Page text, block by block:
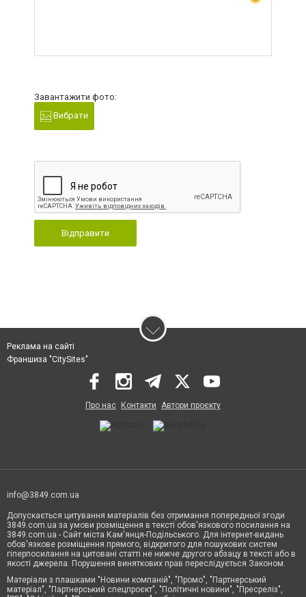
Завантажити фото:
Вибрати
Відправити
Реклама на сайті
Франшиза "CitySites"
Про нас Контакти Автори проєкту
info@3849.com.ua
Допускається цитування матеріалів без отримання попередньої згоди
3849.com.ua за умови розміщення в тексті обов'язкового посилання на
3849.com.ua - Сайт міста Кам'янця-Подільського. Для інтернет-видань
обов'язкове розміщення прямого, відкритого для пошукових систем
гіперпосилання на цитовані статті не нижче другого абзацу в тексті або в
якості джерела. Порушення виняткових прав переслідується Законом.
Матеріали з плашками "Новини компаній", "Промо", "Партнерський
матеріал", "Партнерський спецпроєкт", "Політичні новини", "Пресреліз",